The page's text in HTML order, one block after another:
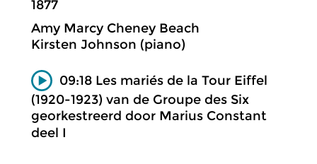
1877
Amy Marcy Cheney Beach
Kirsten Johnson (piano)
09:18 Les mariés de la Tour Eiffel
(1920-1923) van de Groupe des Six
georkestreerd door Marius Constant
deel I